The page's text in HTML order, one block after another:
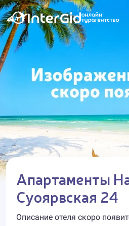
Апартаменты
Суоярвская 24
Описание отеля скоро